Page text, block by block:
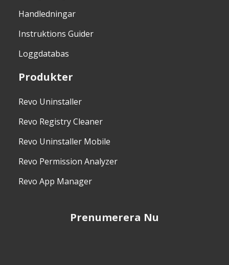
Handledningar
Instruktions Guider
Loggdatabas
Produkter
Revo Uninstaller
Revo Registry Cleaner
Revo Uninstaller Mobile
Revo Permission Analyzer
Revo App Manager
Prenumerera Nu